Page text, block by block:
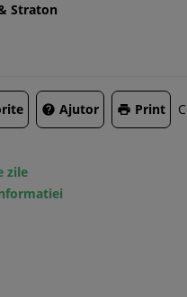
Straton
 Ajutor  Print
zile